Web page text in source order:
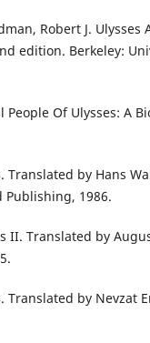
Robert J. Ulysses
edition. Berkeley:
People Of Ulysses: A
Translated by Hans
Publishing, 1986.
II. Translated by
Translated by Nevzat